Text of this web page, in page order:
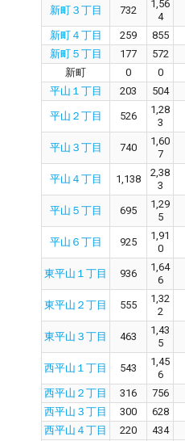
新町３丁目 732
1,56
4
新町４丁目 259 855
新町５丁目
177 572
新町
0 0
平山１丁目
203 504
平山２丁目 526
1,28
3
平山３丁目 740
1,60
7
平山４丁目 1,138
2,38
3
平山５丁目 695
1,29
5
平山６丁目 925
1,91
0
東平山１丁目 936
1,64
6
東平山２丁目 555
1,32
2
東平山３丁目 463
1,43
5
西平山１丁目 543
1,45
6
西平山２丁目 316 756
西平山３丁目
300 628
西平山４丁目
220 434